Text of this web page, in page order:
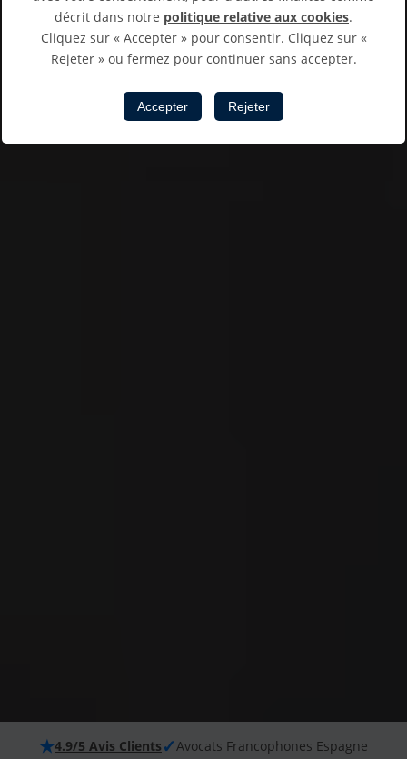
décrit dans notre politique relative aux cookies.
Cliquez sur « Accepter » pour consentir. Cliquez sur «
Rejeter » ou fermez pour continuer sans accepter.
Accepter Rejeter
★4.9/5 Avis Clients ✓Avocats Francophones Espagne